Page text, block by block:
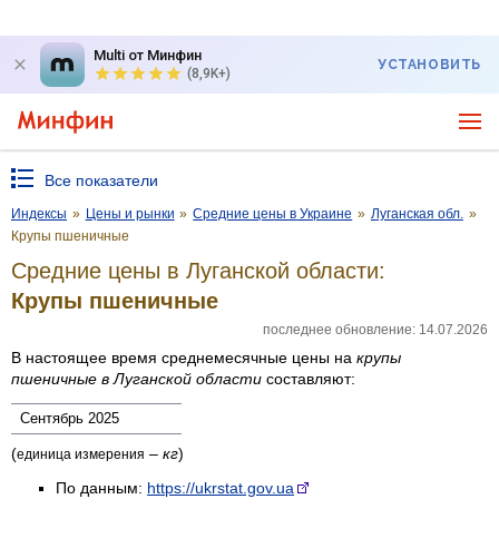
Multi от Минфин
(8,9K+)
УСТАНОВИТЬ
Все показатели
Индексы » Цены и рынки » Средние цены в Украине » Луганская обл. »
Крупы пшеничные
Средние цены в Луганской области:
Крупы пшеничные
последнее обновление: 14.07.2026
В настоящее время среднемесячные цены на крупы
пшеничные в Луганской области составляют:
Сентябрь 2025
(единица измерения – кг)
По данным: https://ukrstat.gov.ua